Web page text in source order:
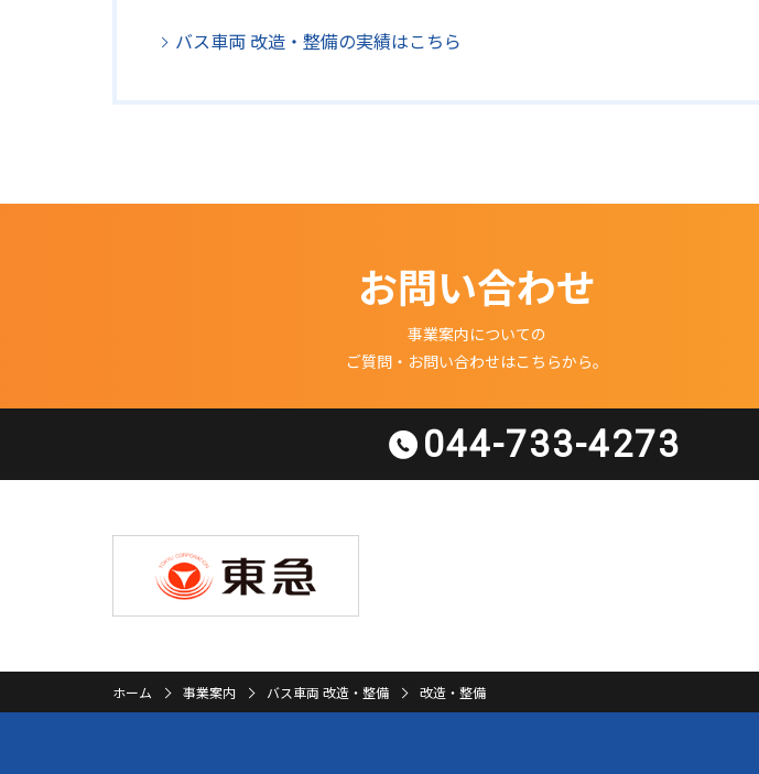
バス車両 改造・整備の実績はこちら
お問い合わせ
事業案内についての
ご質問・お問い合わせはこちらから。
044-733-4273
ホーム 事業案内 バス車両 改造・整備 改造・整備